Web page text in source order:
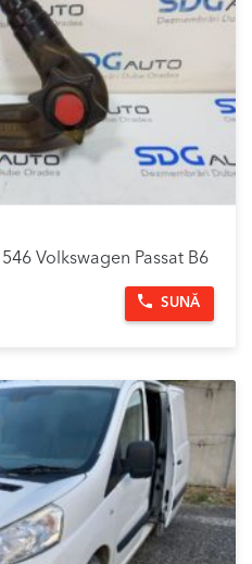
Volkswagen Passat B6
SUNĂ